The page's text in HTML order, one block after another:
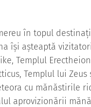
în topul
își așteaptă
Templul
Templul lui
cu mănăstirile
aprovizionării